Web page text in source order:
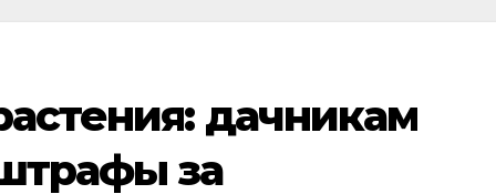
дачникам
за